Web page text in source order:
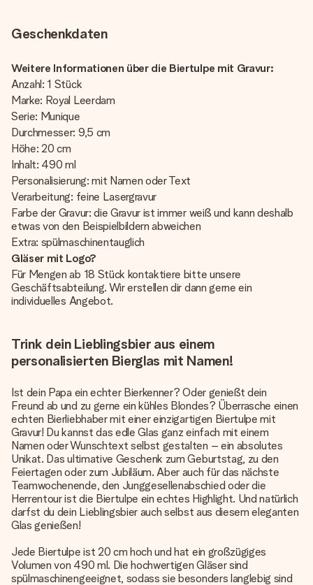
Geschenkdaten
Weitere Informationen über die Biertulpe mit Gravur:
Anzahl: 1 Stück
Marke: Royal Leerdam
Serie: Munique
Durchmesser: 9,5 cm
Höhe: 20 cm
Inhalt: 490 ml
Personalisierung: mit Namen oder Text
Verarbeitung: feine Lasergravur
Farbe der Gravur: die Gravur ist immer weiß und kann deshalb
etwas von den Beispielbildern abweichen
Extra: spülmaschinentauglich
Gläser mit Logo?
Für Mengen ab 18 Stück kontaktiere bitte unsere
Geschäftsabteilung. Wir erstellen dir dann gerne ein
individuelles Angebot.
Trink dein Lieblingsbier aus einem
personalisierten Bierglas mit Namen!
Ist dein Papa ein echter Bierkenner? Oder genießt dein
Freund ab und zu gerne ein kühles Blondes? Überrasche einen
echten Bierliebhaber mit einer einzigartigen Biertulpe mit
Gravur! Du kannst das edle Glas ganz einfach mit einem
Namen oder Wunschtext selbst gestalten – ein absolutes
Unikat. Das ultimative Geschenk zum Geburtstag, zu den
Feiertagen oder zum Jubiläum. Aber auch für das nächste
Teamwochenende, den Junggesellenabschied oder die
Herrentour ist die Biertulpe ein echtes Highlight. Und natürlich
darfst du dein Lieblingsbier auch selbst aus diesem eleganten
Glas genießen!
Jede Biertulpe ist 20 cm hoch und hat ein großzügiges
Volumen von 490 ml. Die hochwertigen Gläser sind
spülmaschinengeeignet, sodass sie besonders langlebig sind